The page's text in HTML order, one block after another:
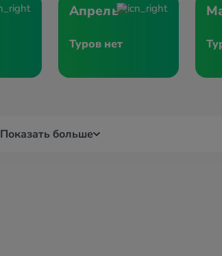
Апрель
Туров нет
Показать больше